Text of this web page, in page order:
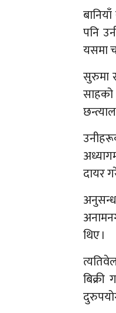
पनि
यसमा
सुरुमा
साहको
दायर
थिए ।
बिक्री